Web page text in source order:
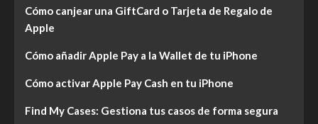
Cómo canjear una GiftCard o Tarjeta de Regalo de
Apple
Cómo añadir Apple Pay a la Wallet de tu iPhone
Cómo activar Apple Pay Cash en tu iPhone
Find My Cases: Gestiona tus casos de forma segura